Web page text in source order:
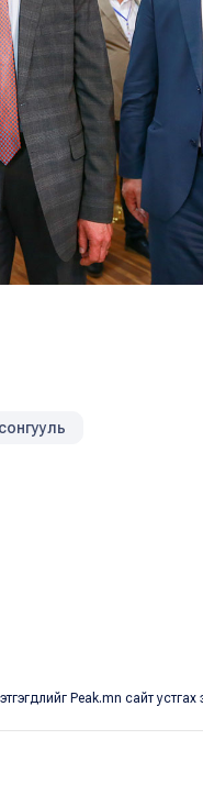
Peak.mn сайт устгах